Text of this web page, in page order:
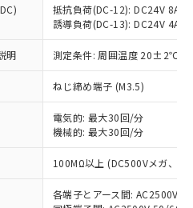
抵抗負荷(DC-12): DC24V 8A/
誘導負荷(DC-13): DC24V 4A/
明 測定条件: 周囲温度 20±2℃、
ねじ締め端子 (M3.5)
電気的: 最大30回/分
機械的: 最大30回/分
100MΩ以上 (DC500Vメガ、点
各端子とアース間: AC2500V
当社制御機器事業取扱
状況および標準価格
せていただくもので
業取扱商品の中には、
象外となる商品もある
ださい。
標準価格照会結果は、
新日時点での社内デー
されるものであり、閲
る場合があることをご
指令（10物質）の
調査中または確認中の
ス料など無形物で、有
ない商品です。
、非含有部品として
と判明した場合などや
があります。
(Hg) 1000ppm以下、 カド
以下、ポリ臭化ビフェニル
料含有率が中国RoHSの
とを示します。
含有率が中国RoHSの
ことを示します。
当社販売部門へお問
貴社製品のうち、外国
貿易法に定める商品
物等」という）を輸出
提供する場合は、日本
可(または役務取引許
などの必要な手続きを